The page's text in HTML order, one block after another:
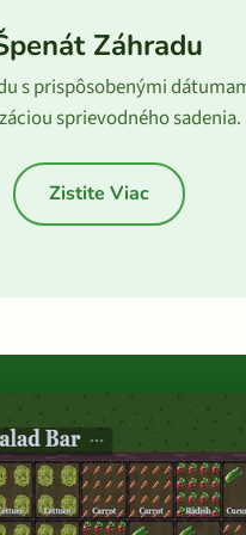
Záhradu
s prispôsobenými
sprievodného sadenia.
Zistite Viac